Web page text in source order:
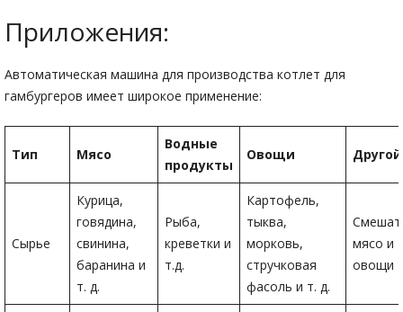
Приложения:
Автоматическая машина для производства котлет для
гамбургеров имеет широкое применение:
Тип Мясо
Водные
продукты
Овощи Другой
Сырье
Курица,
говядина,
свинина,
баранина и
т. д.
Рыба,
креветки и
т.д.
Картофель,
тыква,
морковь,
стручковая
фасоль и т. д.
мясо и
овощи